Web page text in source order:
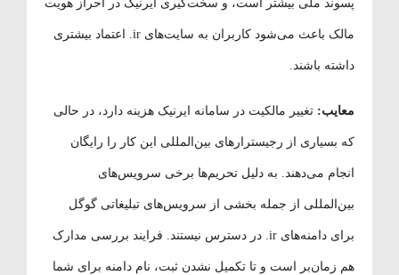
پسوند ملی بیشتر است، و سخت‌گیری ایرنیک در احراز هویت
مالک باعث می‌شود کاربران به سایت‌های ir. اعتماد بیشتری
داشته باشند.
معایب:تغییر مالکیت در سامانه ایرنیک هزینه دارد، در حالی
که بسیاری از رجیسترارهای بین‌المللی این کار را رایگان
انجام می‌دهند. به دلیل تحریم‌ها برخی سرویس‌های
بین‌المللی از جمله بخشی از سرویس‌های تبلیغاتی گوگل
برای دامنه‌های ir. در دسترس نیستند. فرایند بررسی مدارک
هم زمان‌بر است و تا تکمیل نشدن ثبت، نام دامنه برای شما